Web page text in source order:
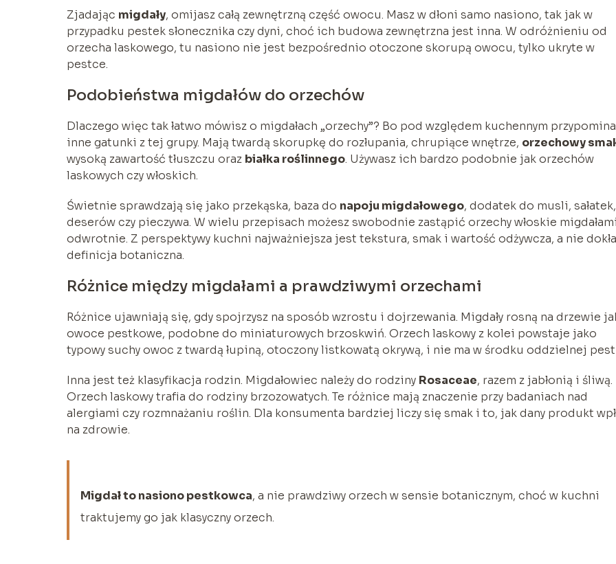
Zjadając migdały, omijasz całą zewnętrzną część owocu. Masz w dłoni samo nasiono, tak jak w
przypadku pestek słonecznika czy dyni, choć ich budowa zewnętrzna jest inna. W odróżnieniu od
orzecha laskowego, tu nasiono nie jest bezpośrednio otoczone skorupą owocu, tylko ukryte w
pestce.
Podobieństwa migdałów do orzechów
Dlaczego więc tak łatwo mówisz o migdałach „orzechy”? Bo pod względem kuchennym
inne gatunki z tej grupy. Mają twardą skorupkę do rozłupania, chrupiące wnętrze, orzechowy
wysoką zawartość tłuszczu oraz białka roślinnego. Używasz ich bardzo podobnie jak orzechów
laskowych czy włoskich.
Świetnie sprawdzają się jako przekąska, baza do napoju migdałowego, dodatek do musli, sałatek,
deserów czy pieczywa. W wielu przepisach możesz swobodnie zastąpić orzechy włoskie
odwrotnie. Z perspektywy kuchni najważniejsza jest tekstura, smak i wartość odżywcza, a nie
definicja botaniczna.
Różnice między migdałami a prawdziwymi orzechami
Różnice ujawniają się, gdy spojrzysz na sposób wzrostu i dojrzewania. Migdały rosną na drzewie
owoce pestkowe, podobne do miniaturowych brzoskwiń. Orzech laskowy z kolei powstaje jako
typowy suchy owoc z twardą łupiną, otoczony listkowatą okrywą, i nie ma w środku oddzielnej
Inna jest też klasyfikacja rodzin. Migdałowiec należy do rodziny Rosaceae, razem z jabłonią i śliwą.
Orzech laskowy trafia do rodziny brzozowatych. Te różnice mają znaczenie przy badaniach nad
alergiami czy rozmnażaniu roślin. Dla konsumenta bardziej liczy się smak i to, jak dany produkt
na zdrowie.
Migdał to nasiono pestkowca, a nie prawdziwy orzech w sensie botanicznym, choć w kuchni
traktujemy go jak klasyczny orzech.